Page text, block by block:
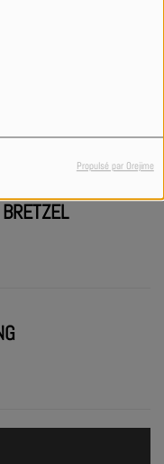
Propulsé par Orejime